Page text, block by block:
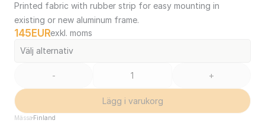
Printed fabric with rubber strip for easy mounting in
existing or new aluminum frame.
145 EURexkl. moms
Välj alternativ
- +
Lägg i varukorg
Mässa Finland